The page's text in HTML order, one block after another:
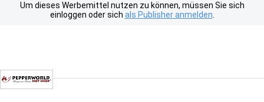
Um dieses Werbemittel nutzen zu können, müssen Sie sich
einloggen oder sich als Publisher anmelden